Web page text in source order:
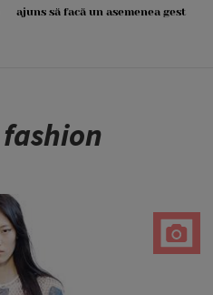
ajuns să facă un asemenea gest
fashion